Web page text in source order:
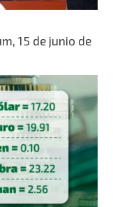
15 de junio de